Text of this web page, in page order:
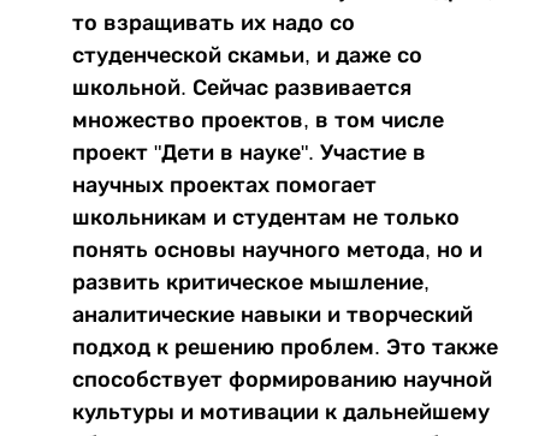
то взращивать их надо со
студенческой скамьи, и даже со
школьной. Сейчас развивается
множество проектов, в том числе
проект "Дети в науке". Участие в
научных проектах помогает
школьникам и студентам не только
понять основы научного метода, но и
развить критическое мышление,
аналитические навыки и творческий
подход к решению проблем. Это также
способствует формированию научной
культуры и мотивации к дальнейшему